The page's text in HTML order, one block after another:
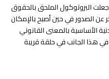
البروتوكول الملحق بالحقوق
عن الصدور في حين أصبح بالإمكان
الأساسية بالمعنى القانوني
هذا الجانب في حلقة قريبة